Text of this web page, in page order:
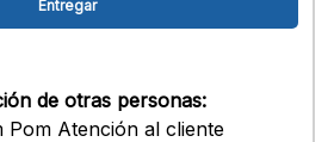
de otras personas:
Pom Atención al cliente